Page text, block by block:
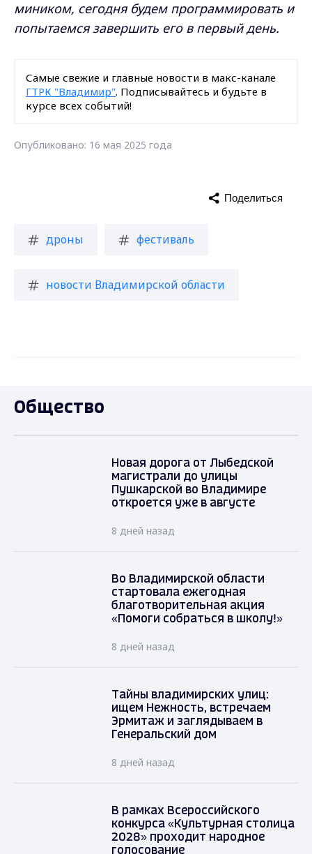
миником, сегодня будем программировать и
попытаемся завершить его в первый день.
Самые свежие и главные новости в макс-канале
ГТРК "Владимир". Подписывайтесь и будьте в
курсе всех событий!
Опубликовано: 16 мая 2025 года
дроны фестиваль
новости Владимирской области
Поделиться
Общество
Новая дорога от Лыбедской
магистрали до улицы
Пушкарской во Владимире
откроется уже в августе
8 дней назад
Во Владимирской области
стартовала ежегодная
благотворительная акция
«Помоги собраться в школу!»
8 дней назад
Тайны владимирских улиц:
ищем Нежность, встречаем
Эрмитаж и заглядываем в
Генеральский дом
8 дней назад
В рамках Всероссийского
конкурса «Культурная столица
2028» проходит народное
голосование